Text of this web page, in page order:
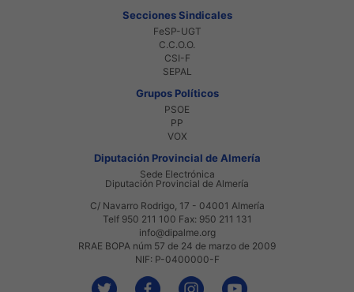
Secciones Sindicales
FeSP-UGT
C.C.O.O.
CSI-F
SEPAL
Grupos Políticos
PSOE
PP
VOX
Diputación Provincial de Almería
Sede Electrónica
Diputación Provincial de Almería
C/ Navarro Rodrigo, 17 - 04001 Almería
Telf 950 211 100 Fax: 950 211 131
info@dipalme.org
RRAE BOPA núm 57 de 24 de marzo de 2009
NIF: P-0400000-F